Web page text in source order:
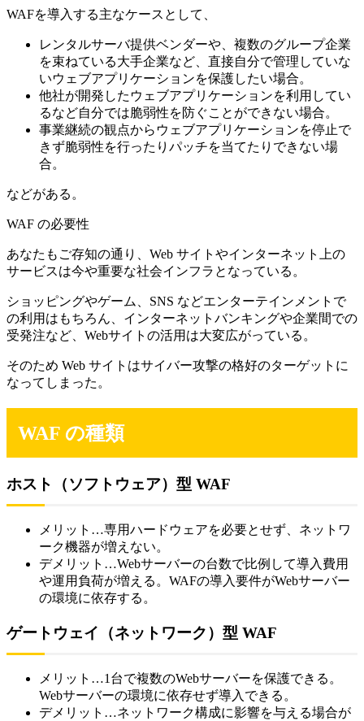
WAFを導入する主なケースとして、
レンタルサーバ提供ベンダーや、複数のグループ企業
を束ねている大手企業など、直接自分で管理していな
いウェブアプリケーションを保護したい場合。
他社が開発したウェブアプリケーションを利用してい
るなど自分では脆弱性を防ぐことができない場合。
事業継続の観点からウェブアプリケーションを停止で
きず脆弱性を行ったりパッチを当てたりできない場
合。
などがある。
WAF の必要性
あなたもご存知の通り、Web サイトやインターネット上の
サービスは今や重要な社会インフラとなっている。
ショッピングやゲーム、SNS などエンターテインメントで
の利用はもちろん、インターネットバンキングや企業間での
受発注など、Webサイトの活用は大変広がっている。
そのため Web サイトはサイバー攻撃の格好のターゲットに
なってしまった。
WAF の種類
ホスト（ソフトウェア）型 WAF
メリット…専用ハードウェアを必要とせず、ネットワ
ーク機器が増えない。
デメリット…Webサーバーの台数で比例して導入費用
や運用負荷が増える。WAFの導入要件がWebサーバー
の環境に依存する。
ゲートウェイ（ネットワーク）型 WAF
メリット…1台で複数のWebサーバーを保護できる。
Webサーバーの環境に依存せず導入できる。
デメリット…ネットワーク構成に影響を与える場合が